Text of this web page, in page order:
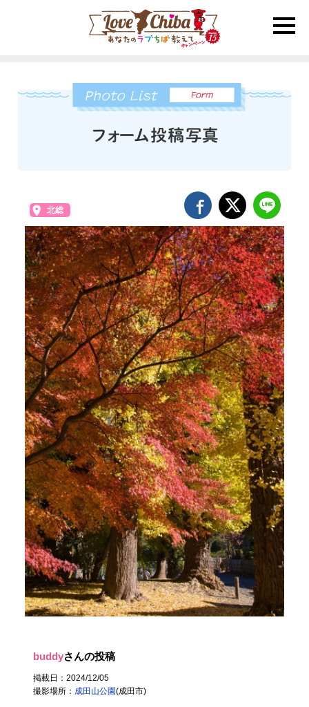
toggle
北総
buddyさんの投稿
掲載日：2024/12/05
撮影場所： 成田山公園(成田市)